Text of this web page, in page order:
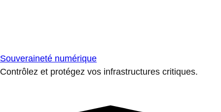
Souveraineté numérique
Contrôlez et protégez vos infrastructures critiques.